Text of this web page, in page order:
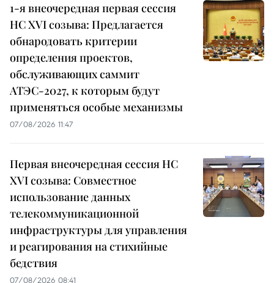
1-я внеочередная первая сессия
НС XVI созыва: Предлагается
обнародовать критерии
определения проектов,
обслуживающих саммит
АТЭС-2027, к которым будут
применяться особые механизмы
07/08/2026 11:47
Первая внеочередная сессия НС
XVI созыва: Совместное
использование данных
телекоммуникационной
инфраструктуры для управления
и реагирования на стихийные
бедствия
07/08/2026 08:41